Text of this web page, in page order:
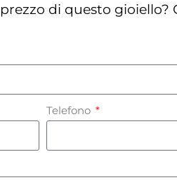
di questo gioiello?
Telefono